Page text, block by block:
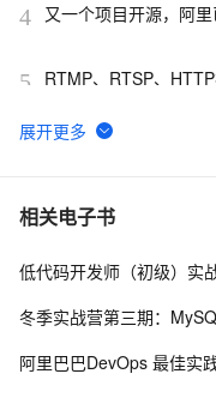
4 又一个项目开源，阿
5
RTMP、RTSP、
6 谷歌CEO皮查伊：对
7 C语言项目参考解答：
8 俗人解读 三维渲染 的
著录
相关电子书
低代码开发师（初级）实
冬季实战营第三期：
阿里巴巴DevOps 最佳实